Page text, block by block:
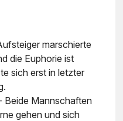
marschierte
die Euphorie ist
sich erst in letzter
Beide Mannschaften
gehen und sich